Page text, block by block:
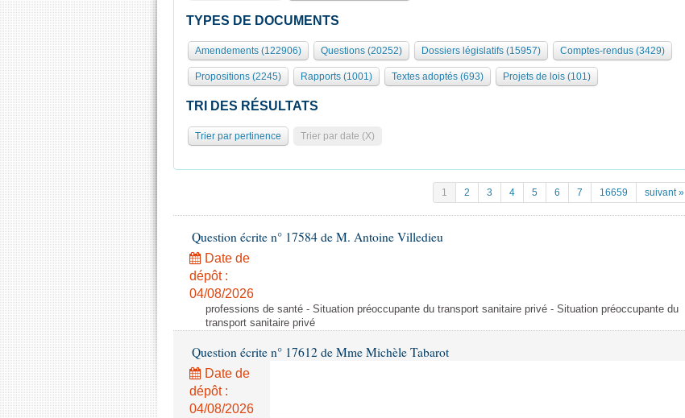
TYPES DE DOCUMENTS
Amendements (122906) Questions (20252) Dossiers législatifs (15957) Comptes-rendus (3429)
Propositions (2245) Rapports (1001) Textes adoptés (693) Projets de lois (101)
TRI DES RÉSULTATS
Trier par pertinence Trier par date (X)
1 2 3 4 5 6 7 16659 suivant »
Question écrite n° 17584 de M. Antoine Villedieu
Date de
dépôt :
04/08/2026
professions de santé - Situation préoccupante du transport sanitaire privé - Situation préoccupante du
transport sanitaire privé
Question écrite n° 17612 de Mme Michèle Tabarot
Date de
dépôt :
04/08/2026